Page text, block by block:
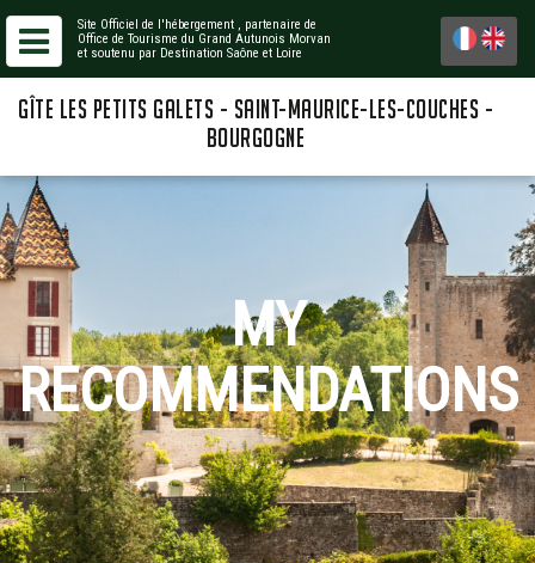
Site Officiel de l'hébergement , partenaire de
Office de Tourisme du Grand Autunois Morvan
et soutenu par Destination Saône et Loire
GÎTE LES PETITS GALETS - SAINT-MAURICE-LES-COUCHES -
BOURGOGNE
MY
RECOMMENDATIONS